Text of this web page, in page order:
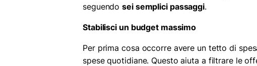
seguendosei semplici passaggi.
Stabilisci un budget massimo
Per prima cosa occorre avere un tetto di
spese quotidiane. Questo aiuta a filtrare le